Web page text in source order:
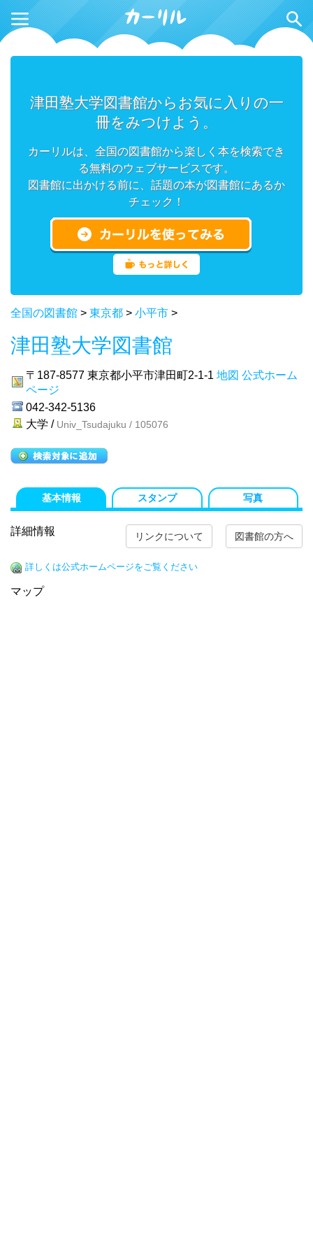
津田塾大学図書館からお気に入りの一
冊をみつけよう。
カーリルは、全国の図書館から楽しく本を検索でき
る無料のウェブサービスです。
図書館に出かける前に、話題の本が図書館にあるか
チェック！
全国の図書館 > 東京都 > 小平市 >
津田塾大学図書館
〒187-8577 東京都小平市津田町2-1-1 地図 公式ホーム
ページ
042-342-5136
大学 / Univ_Tsudajuku / 105076
基本情報 スタンプ 写真
リンクについて 図書館の方へ
詳細情報
詳しくは公式ホームページをご覧ください
マップ